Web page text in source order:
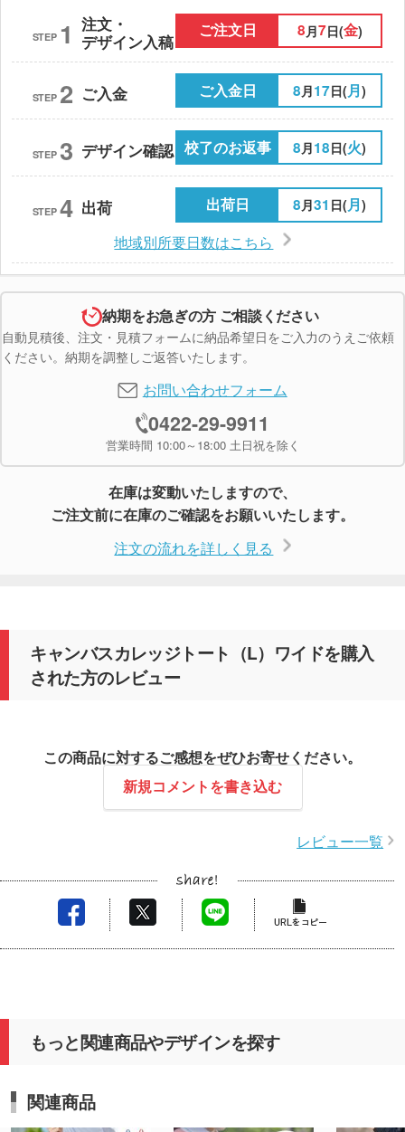
STEP 1 注文・
デザイン入稿
ご注文日 8 月7日(金)
STEP 2 ご入金 ご入金日 8月17日(月)
STEP 3 デザイン確認 校了のお返事 8月18日(火)
STEP 4 出荷 出荷日 8月31 日(月)
地域別所要日数はこちら
納期をお急ぎの方 ご相談ください
自動見積後、注文・見積フォームに納品希望日をご入力のうえご依頼
ください。納期を調整しご返答いたします。
お問い合わせフォーム
0422-29-9911
営業時間 10:00～18:00 土日祝を除く
在庫は変動いたしますので、
ご注文前に在庫のご確認をお願いいたします。
注文の流れを詳しく見る
キャンバスカレッジトート（L）ワイドを購入
された方のレビュー
この商品に対するご感想をぜひお寄せください。
新規コメントを書き込む
レビュー一覧
もっと関連商品やデザインを探す
関連商品